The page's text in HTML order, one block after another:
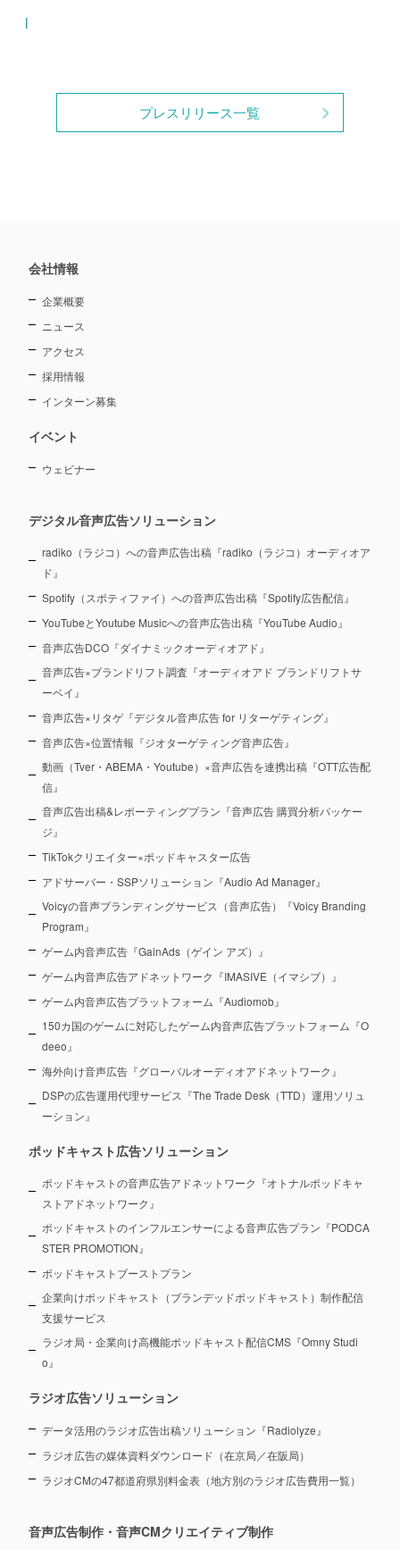
l
プレスリリース一覧
会社情報
企業概要
ニュース
アクセス
採用情報
インターン募集
イベント
ウェビナー
デジタル音声広告ソリューション
radiko（ラジコ）への音声広告出稿『radiko（ラジコ）オーディオア
ド』
Spotify（スポティファイ）への音声広告出稿『Spotify広告配信』
YouTubeとYoutube Musicへの音声広告出稿『YouTube Audio』
音声広告DCO『ダイナミックオーディオアド』
音声広告×ブランドリフト調査『オーディオアド ブランドリフトサ
ーベイ』
音声広告×リタゲ『デジタル音声広告 for リターゲティング』
音声広告×位置情報『ジオターゲティング音声広告』
動画（Tver・ABEMA・Youtube）×音声広告を連携出稿『OTT広告配
信』
音声広告出稿&レポーティングプラン『音声広告 購買分析パッケー
ジ』
TikTokクリエイター×ポッドキャスター広告
アドサーバー・SSPソリューション『Audio Ad Manager』
Voicyの音声ブランディングサービス（音声広告）『Voicy Branding
Program』
ゲーム内音声広告『GainAds（ゲイン アズ）』
ゲーム内音声広告アドネットワーク『IMASIVE（イマシブ）』
ゲーム内音声広告プラットフォーム『Audiomob』
150カ国のゲームに対応したゲーム内音声広告プラットフォーム『O
deeo』
海外向け音声広告『グローバルオーディオアドネットワーク』
DSPの広告運用代理サービス『The Trade Desk（TTD）運用ソリュ
ーション』
ポッドキャスト広告ソリューション
ポッドキャストの音声広告アドネットワーク『オトナルポッドキャ
ストアドネットワーク』
ポッドキャストのインフルエンサーによる音声広告プラン『PODCA
STER PROMOTION』
ポッドキャストブーストプラン
企業向けポッドキャスト（ブランデッドポッドキャスト）制作配信
支援サービス
ラジオ局・企業向け高機能ポッドキャスト配信CMS『Omny Studi
o』
ラジオ広告ソリューション
データ活用のラジオ広告出稿ソリューション『Radiolyze』
ラジオ広告の媒体資料ダウンロード（在京局／在阪局）
ラジオCMの47都道府県別料金表（地方別のラジオ広告費用一覧）
音声広告制作・音声CMクリエイティブ制作